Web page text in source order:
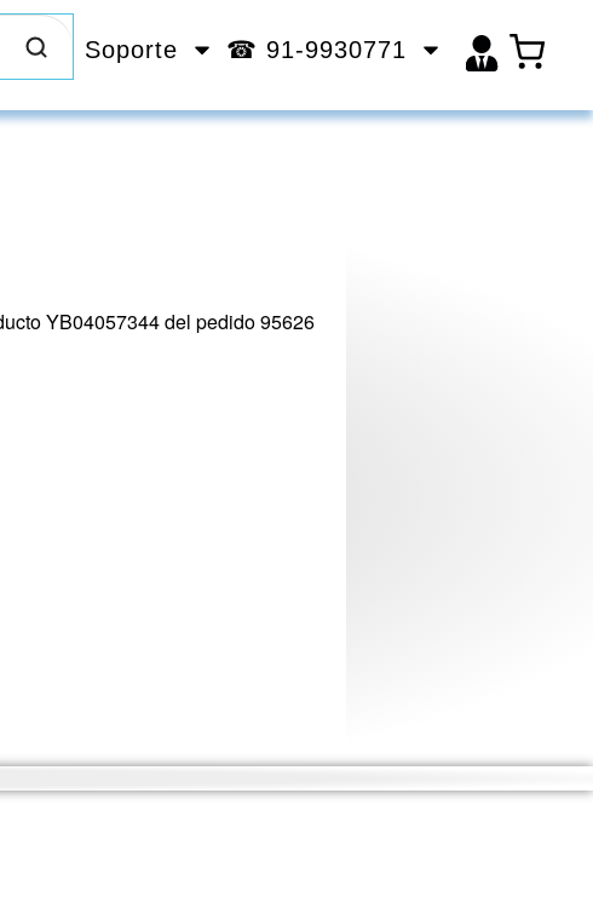
Soporte ☎ 91-9930771
YB04057344 del pedido 95626